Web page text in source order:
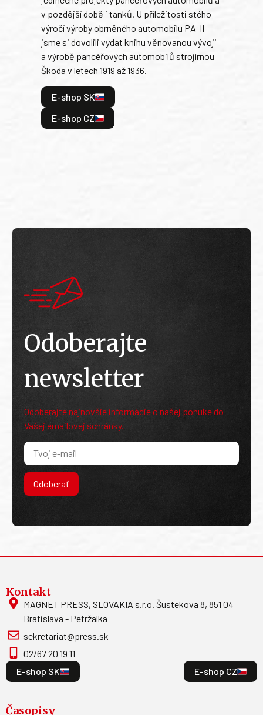
v pozdější době i tanků. U příležitosti stého
výročí výroby obrněného automobilu PA-II
jsme si dovolili vydat knihu věnovanou vývoji
a výrobě pancéřových automobilů strojírnou
Škoda v letech 1919 až 1936.
E-shop SK
E-shop CZ
Odoberajte
newsletter
Odoberajte najnovšie informácie o našej ponuke do
Vašej emailovej schránky.
Odoberať
Kontakt
MAGNET PRESS, SLOVAKIA s.r.o. Šustekova 8, 851 04
Bratislava - Petržalka
sekretariat@press.sk
02/67 20 19 11
E-shop SK
E-shop CZ
Časopisy